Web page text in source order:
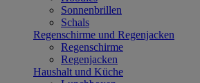
Sonnenbrillen
Schals
Regenschirme und Regenjacken
Regenschirme
Regenjacken
Haushalt und Küche